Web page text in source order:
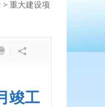
> 重大建设项
|
竣工